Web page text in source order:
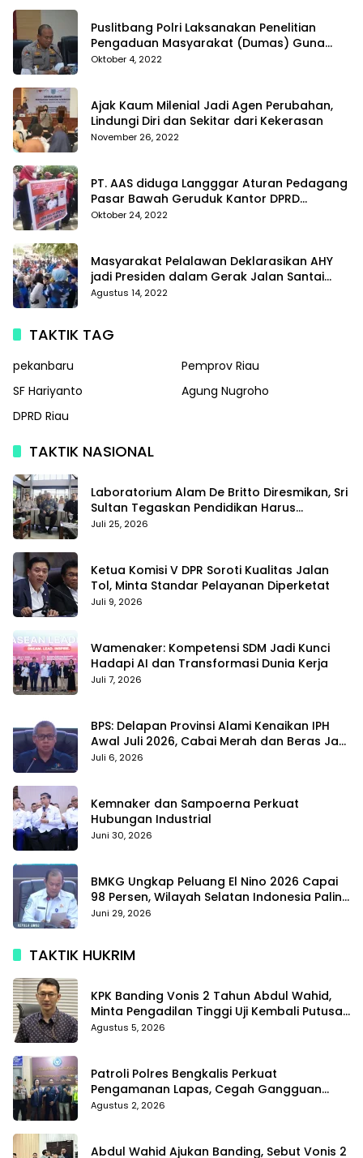
Puslitbang Polri Laksanakan Penelitian
Pengaduan Masyarakat (Dumas) Guna
Meningkatkan Profesionalisme Personil Polri
Oktober 4, 2022
Ajak Kaum Milenial Jadi Agen Perubahan,
Lindungi Diri dan Sekitar dari Kekerasan
November 26, 2022
PT. AAS diduga Langggar Aturan Pedagang
Pasar Bawah Geruduk Kantor DPRD
Pekanbaru
Oktober 24, 2022
Masyarakat Pelalawan Deklarasikan AHY
jadi Presiden dalam Gerak Jalan Santai
Partai Demokrat
Agustus 14, 2022
TAKTIK TAG
pekanbaru
Pemprov Riau
SF Hariyanto
Agung Nugroho
DPRD Riau
TAKTIK NASIONAL
Laboratorium Alam De Britto Diresmikan, Sri
Sultan Tegaskan Pendidikan Harus
Membentuk Karakter
Juli 25, 2026
Ketua Komisi V DPR Soroti Kualitas Jalan
Tol, Minta Standar Pelayanan Diperketat
Juli 9, 2026
Wamenaker: Kompetensi SDM Jadi Kunci
Hadapi AI dan Transformasi Dunia Kerja
Juli 7, 2026
BPS: Delapan Provinsi Alami Kenaikan IPH
Awal Juli 2026, Cabai Merah dan Beras Jadi
Pemicu
Juli 6, 2026
Kemnaker dan Sampoerna Perkuat
Hubungan Industrial
Juni 30, 2026
BMKG Ungkap Peluang El Nino 2026 Capai
98 Persen, Wilayah Selatan Indonesia Paling
Terdampak
Juni 29, 2026
TAKTIK HUKRIM
KPK Banding Vonis 2 Tahun Abdul Wahid,
Minta Pengadilan Tinggi Uji Kembali Putusan
Tipikor
Agustus 5, 2026
Patroli Polres Bengkalis Perkuat
Pengamanan Lapas, Cegah Gangguan
Kamtib Sejak Dini
Agustus 2, 2026
Abdul Wahid Ajukan Banding, Sebut Vonis 2